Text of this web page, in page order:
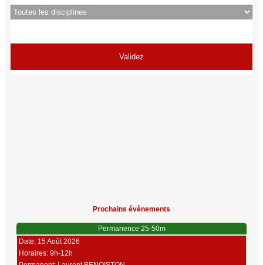
Prochains évènements
Permanence 25-50m
Date: 15 Août 2026
Horaires: 9h-12h